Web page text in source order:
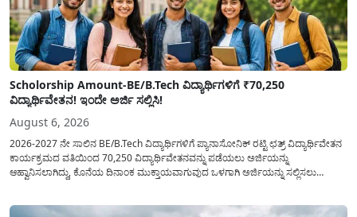
Scholorship Amount-BE/B.Tech ವಿದ್ಯಾರ್ಥಿಗಳಿಗೆ ₹70,250
ವಿದ್ಯಾರ್ಥಿವೇತನ! ಇಂದೇ ಅರ್ಜಿ ಸಲ್ಲಿಸಿ!
August 6, 2026
2026-2027 ನೇ ಸಾಲಿನ BE/B.Tech ವಿದ್ಯಾರ್ಥಿಗಳಿಗೆ ಪ್ಯಾನಾಸೋನಿಕ್ ರಟ್ಟಿ ಛತ್ರ್ ವಿದ್ಯಾರ್ಥಿವೇತನ
ಕಾರ್ಯಕ್ರಮದ ವತಿಯಿಂದ 70,250 ವಿದ್ಯಾರ್ಥಿವೇತನವನ್ನು ಪಡೆಯಲು ಅರ್ಜಿಯನ್ನು
ಆಹ್ವಾನಿಸಲಾಗಿದ್ದು, ಕೊನೆಯ ದಿನಾಂಕ ಮುಕ್ತಾಯವಾಗುವುದ ಒಳಗಾಗಿ ಅರ್ಜಿಯನ್ನು ಸಲ್ಲಿಸಲು